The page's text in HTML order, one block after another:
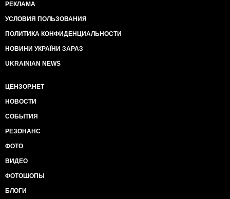
РЕКЛАМА
УСЛОВИЯ ПОЛЬЗОВАНИЯ
ПОЛИТИКА КОНФИДЕНЦИАЛЬНОСТИ
НОВИНИ УКРАЇНИ ЗАРАЗ
UKRAINIAN NEWS
ЦЕНЗОР.НЕТ
НОВОСТИ
СОБЫТИЯ
РЕЗОНАНС
ФОТО
ВИДЕО
ФОТОШОПЫ
БЛОГИ